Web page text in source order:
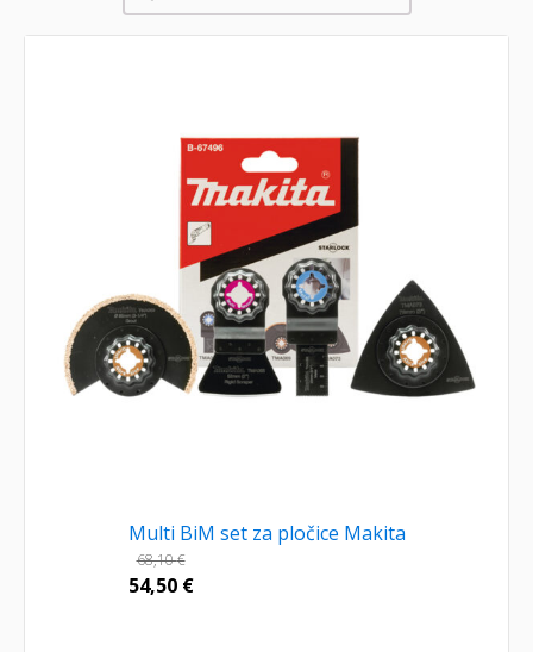
Multi BiM set za pločice Makita
68,10€
54,50 €